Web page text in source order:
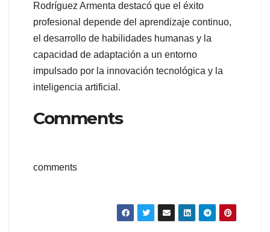
Rodríguez Armenta destacó que el éxito
profesional depende del aprendizaje continuo,
el desarrollo de habilidades humanas y la
capacidad de adaptación a un entorno
impulsado por la innovación tecnológica y la
inteligencia artificial.
Comments
comments